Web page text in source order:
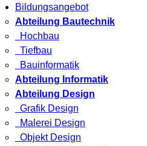
Bildungsangebot
Abteilung Bautechnik
Hochbau
Tiefbau
Bauinformatik
Abteilung Informatik
Abteilung Design
Grafik Design
Malerei Design
Objekt Design